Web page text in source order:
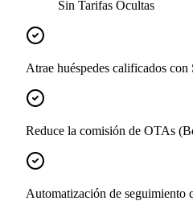
Sin Tarifas Ocultas
Atrae huéspedes calificados
Reduce la comisión de OTAs
Automatización de seguimiento